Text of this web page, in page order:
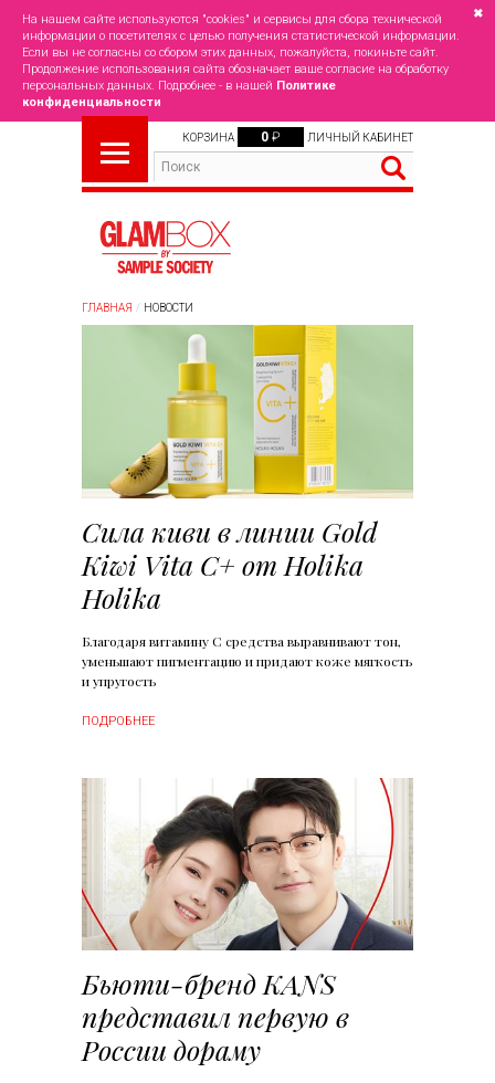
На нашем сайте используются "cookies" и сервисы для сбора технической
информации о посетителях с целью получения статистической информации.
Если вы не согласны со сбором этих данных, пожалуйста, покиньте сайт.
Продолжение использования сайта обозначает ваше согласие на обработку
персональных данных. Подробнее - в нашей Политике
конфиденциальности
✖
КОРЗИНА 0 ₽ ЛИЧНЫЙ КАБИНЕТ
ГЛАВНАЯ НОВОСТИ
Сила киви в линии Gold
Kiwi Vita C+ от Holika
Holika
Благодаря витамину C средства выравнивают тон,
уменьшают пигментацию и придают коже мягкость
и упругость
ПОДРОБНЕЕ
Бьюти-бренд KANS
представил первую в
России дораму